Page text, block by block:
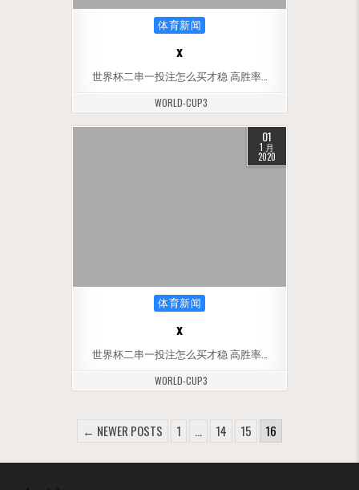
Posted in
体育新闻
x
世界杯二串一投注怎么买才稳 高胜率…
WORLD-CUP3
01
1 月
2020
Posted in
体育新闻
x
世界杯二串一投注怎么买才稳 高胜率…
WORLD-CUP3
文章分页← NEWER POSTS 1 … 14 15 16